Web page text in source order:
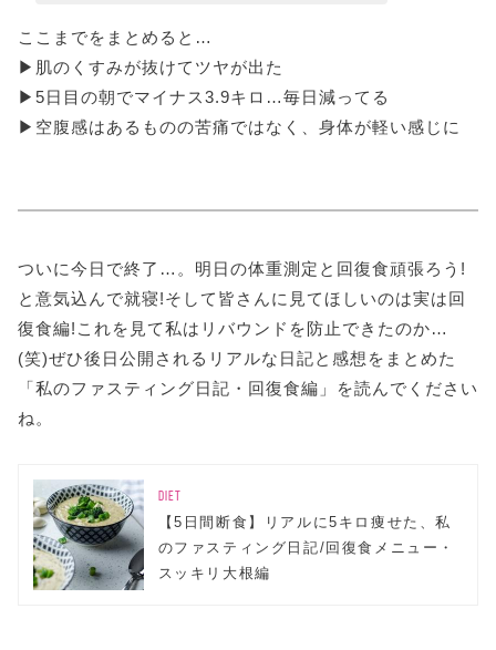
ここまでをまとめると…
▶肌のくすみが抜けてツヤが出た
▶5日目の朝でマイナス3.9キロ…毎日減ってる
▶空腹感はあるものの苦痛ではなく、身体が軽い感じに
ついに今日で終了…。明日の体重測定と回復食頑張ろう!
と意気込んで就寝!そして皆さんに見てほしいのは実は回
復食編!これを見て私はリバウンドを防止できたのか…
(笑)ぜひ後日公開されるリアルな日記と感想をまとめた
「私のファスティング日記・回復食編」を読んでください
ね。
DIET
【5日間断食】リアルに5キロ痩せた、私
のファスティング日記/回復食メニュー・
スッキリ大根編